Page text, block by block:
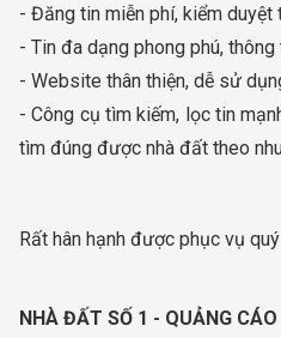
- Đăng tin miễn phí, kiểm duyệt
- Tin đa dạng phong phú,
- Website thân thiện, dễ sử
- Công cụ tìm kiếm, lọc tin
tìm đúng được nhà đất theo
Rất hân hạnh được phục vụ
NHÀ ĐẤT SỐ 1 - QUẢNG